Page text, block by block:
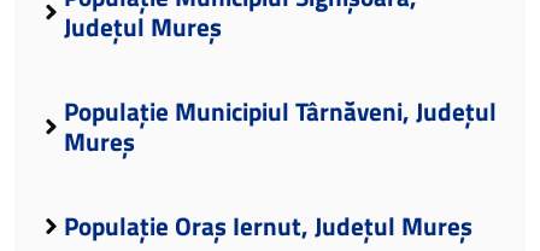
Județul Mureș
Populație Municipiul Târnăveni, Județul
Mureș
Populație Oraș Iernut, Județul Mureș